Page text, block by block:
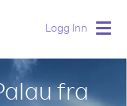
Logg Inn
fra